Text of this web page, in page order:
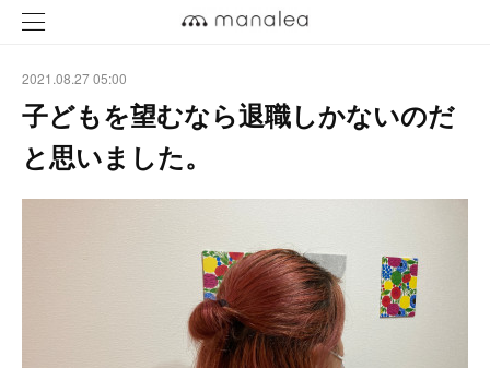
2021.08.27 05:00
子どもを望むなら退職しかないのだ
と思いました。